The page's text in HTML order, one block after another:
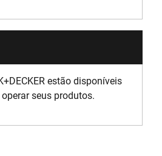
estão disponíveis
seus produtos.